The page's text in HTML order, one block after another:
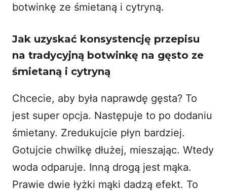
botwinkę ze śmietaną i cytryną.
Jak uzyskać konsystencję przepisu
na tradycyjną botwinkę na gęsto ze
śmietaną i cytryną
Chcecie, aby była naprawdę gęsta? To
jest super opcja. Następuje to po dodaniu
śmietany. Zredukujcie płyn bardziej.
Gotujcie chwilkę dłużej, mieszając. Wtedy
woda odparuje. Inną drogą jest mąka.
Prawie dwie łyżki mąki dadzą efekt. To